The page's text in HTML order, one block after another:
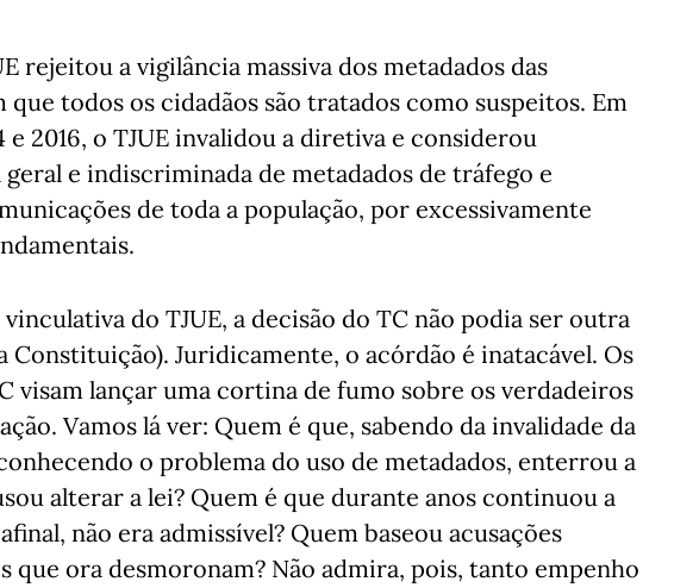
rejeitou a vigilância massiva dos metadados das
todos os cidadãos são tratados como suspeitos. Em
e 2016, o TJUE invalidou a diretiva e considerou
e indiscriminada de metadados de tráfego e
de toda a população, por excessivamente
do TJUE, a decisão do TC não podia ser outra
Constituição). Juridicamente, o acórdão é inatacável. Os
visam lançar uma cortina de fumo sobre os verdadeiros
Vamos lá ver: Quem é que, sabendo da invalidade da
o problema do uso de metadados, enterrou a
alterar a lei? Quem é que durante anos continuou a
não era admissível? Quem baseou acusações
que ora desmoronam? Não admira, pois, tanto empenho